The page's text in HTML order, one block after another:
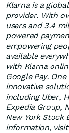
Klarna is a
provider. With
users and 3.4
powered
empowering
available
with Klarna
Google Pay.
innovative
including Uber,
Expedia Group,
New York Stock
information, visit